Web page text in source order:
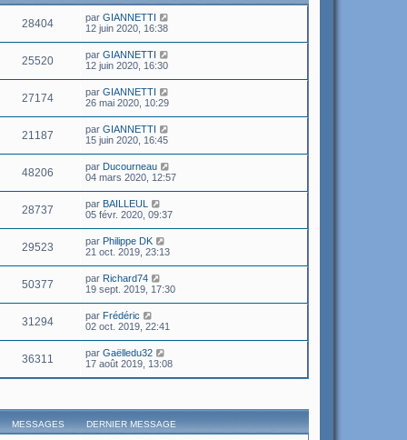
28404 par GIANNETTI
12 juin 2020, 16:38
25520 par GIANNETTI
12 juin 2020, 16:30
27174 par GIANNETTI
26 mai 2020, 10:29
21187 par GIANNETTI
15 juin 2020, 16:45
48206 par Ducourneau
04 mars 2020, 12:57
28737 par BAILLEUL
05 févr. 2020, 09:37
29523 par Philippe DK
21 oct. 2019, 23:13
50377 par Richard74
19 sept. 2019, 17:30
31294 par Frédéric
02 oct. 2019, 22:41
36311 par Gaëlledu32
17 août 2019, 13:08
MESSAGES DERNIER MESSAGE